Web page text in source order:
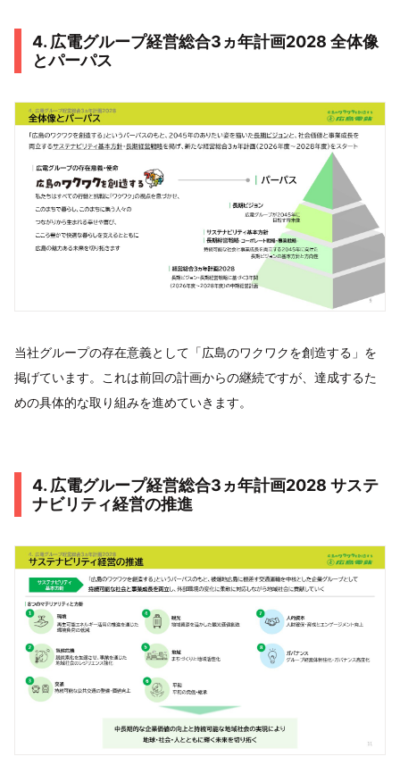
4. 広電グループ経営総合3ヵ年計画2028 全体像
とパーパス
当社グループの存在意義として「広島のワクワクを創造する」を
掲げています。これは前回の計画からの継続ですが、達成するた
めの具体的な取り組みを進めていきます。
4. 広電グループ経営総合3ヵ年計画2028 サステ
ナビリティ経営の推進